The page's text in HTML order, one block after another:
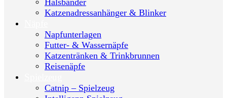
Katzenadressanhänger & Blinker
Napfunterlagen
Futter- & Wassernäpfe
Katzentränken & Trinkbrunnen
Reisenäpfe
Catnip – Spielzeug